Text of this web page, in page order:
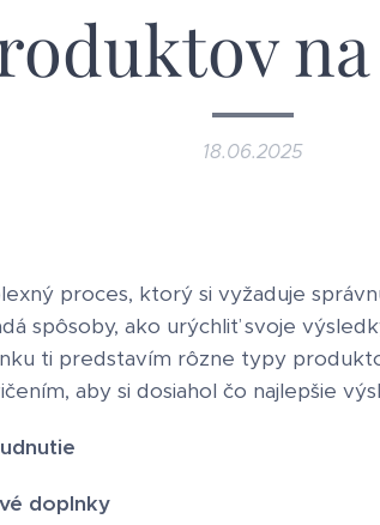
18.06.2025
proces, ktorý si vyžaduje
spôsoby, ako urýchliť svoje
ti predstavím rôzne typy
aby si dosiahol čo najlepšie
doplnky